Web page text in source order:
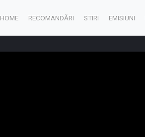
HOME RECOMANDĂRI STIRI EMISIUNI